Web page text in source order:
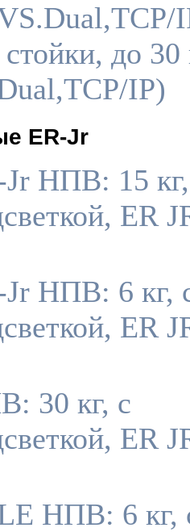
стойки, до 30
IP)
ER-Jr
Jr НПВ: 15
ER
Jr НПВ: 6 кг,
ER
30 кг, с
ER
НПВ: 6 кг,